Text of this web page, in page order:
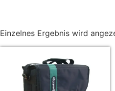
Einzelnes Ergebnis wird